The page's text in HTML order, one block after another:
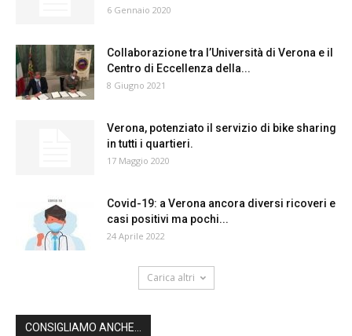
6 Gennaio 2020
Collaborazione tra l’Università di Verona e il
Centro di Eccellenza della...
8 Giugno 2021
Verona, potenziato il servizio di bike sharing
in tutti i quartieri.
17 Maggio 2020
Covid-19: a Verona ancora diversi ricoveri e
casi positivi ma pochi...
24 Aprile 2022
Carica altri
CONSIGLIAMO ANCHE...